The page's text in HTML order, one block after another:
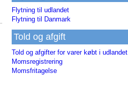
Flytning til udlandet
Flytning til Danmark
Told og afgift
Told og afgifter for varer købt i udlandet
Momsregistrering
Momsfritagelse